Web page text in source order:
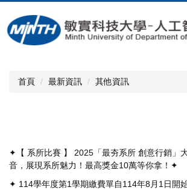
到
主
首頁 最新資訊 其他資訊
✦【 系所比賽 】 2025「最夯系所 創意行銷」
音，展現系所魅力！最高獎金10萬等你拿！✦
✦ 114學年度第1學期繳費單自114年8月1日開